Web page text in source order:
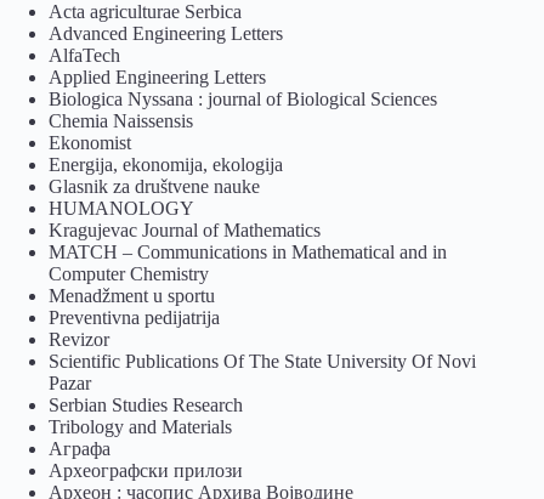
Acta agriculturae Serbica
Advanced Engineering Letters
AlfaTech
Applied Engineering Letters
Biologica Nyssana : journal of Biological Sciences
Chemia Naissensis
Ekonomist
Energija, ekonomija, ekologija
Glasnik za društvene nauke
HUMANOLOGY
Kragujevac Journal of Mathematics
MATCH – Communications in Mathematical and in
Computer Chemistry
Menadžment u sportu
Preventivna pedijatrija
Revizor
Scientific Publications Of The State University Of Novi
Pazar
Serbian Studies Research
Tribology and Materials
Аграфа
Археографски прилози
Археон : часопис Архива Војводине